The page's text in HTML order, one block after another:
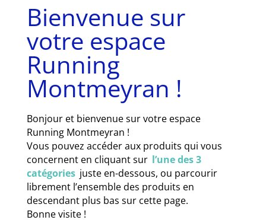
Bienvenue sur
votre espace
Running
Montmeyran !
Bonjour et bienvenue sur votre espace
Running Montmeyran !
Vous pouvez accéder aux produits qui vous
concernent en cliquant sur l’une des 3
catégories juste en-dessous, ou parcourir
librement l’ensemble des produits en
descendant plus bas sur cette page.
Bonne visite !